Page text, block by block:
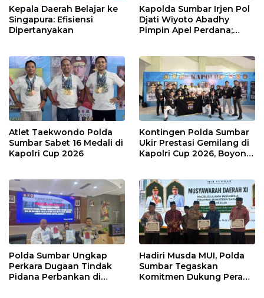
Kepala Daerah Belajar ke
Singapura: Efisiensi
Dipertanyakan
Kapolda Sumbar Irjen Pol
Djati Wiyoto Abadhy
Pimpin Apel Perdana;
Atlet Taekwondo Polda
Sumbar Sabet 16 Medali di
Kapolri Cup 2026
Kontingen Polda Sumbar
Ukir Prestasi Gemilang di
Kapolri Cup 2026, Boyong
Polda Sumbar Ungkap
Perkara Dugaan Tindak
Pidana Perbankan di
Hadiri Musda MUI, Polda
Sumbar Tegaskan
Komitmen Dukung Peran